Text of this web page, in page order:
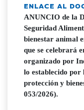
ENLACE AL
ANUNCIO de la
Seguridad
bienestar animal
que se celebrará
organizado por
lo establecido por
protección y
053/2026).